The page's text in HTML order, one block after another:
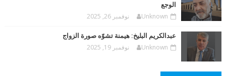
الوجع
Unknown نوفمبر 26, 2025
عبدالكريم البليخ: هيمنة تشوّه صورة الزواج
Unknown نوفمبر 19, 2025